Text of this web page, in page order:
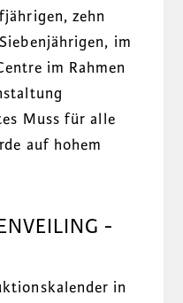
zehn
im
im Rahmen
Muss für alle
auf hohem
-
in